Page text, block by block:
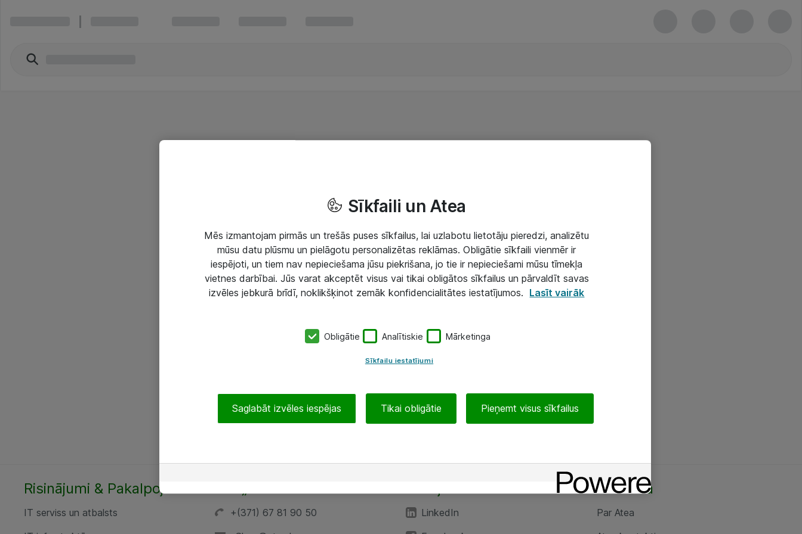
Risinājumi & Pakalpojumi
IT serviss un atbalsts
+(371) 67 81 90 50
LinkedIn
Par Atea
Par Atea
Sīkfaili un Atea
Mēs izmantojam pirmās un trešās puses sīkfailus, lai uzlabotu lietotāju pieredzi, analizētu
mūsu datu plūsmu un pielāgotu personalizētas reklāmas. Obligātie sīkfaili vienmēr ir
iespējoti, un tiem nav nepieciešama jūsu piekrišana, jo tie ir nepieciešami mūsu tīmekļa
vietnes darbībai. Jūs varat akceptēt visus vai tikai obligātos sīkfailus un pārvaldīt savas
izvēles jebkurā brīdī, noklikšķinot zemāk konfidencialitātes iestatījumos. Lasīt vairāk
Obligātie Analītiskie Mārketinga
Sīkfailu iestatījumi
Saglabāt izvēles iespējas Tikai obligātie Pieņemt visus sīkfailus